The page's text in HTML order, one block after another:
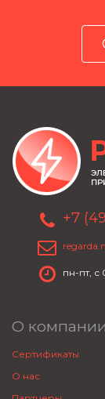
+7
пн-пт, с
О компании
Сертификаты
О нас